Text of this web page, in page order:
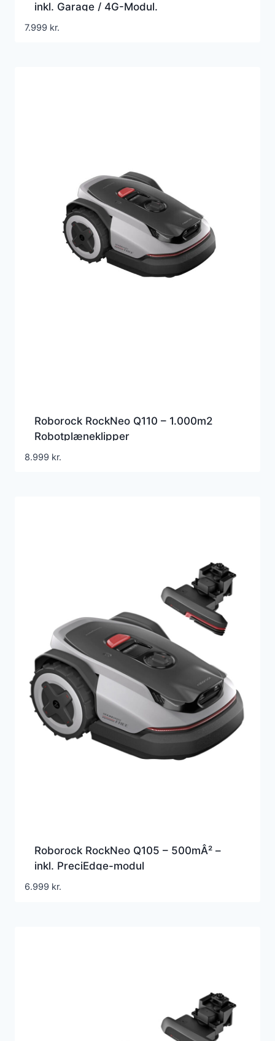
inkl. Garage / 4G-Modul.
Robotplæneklipper
7.999 kr.
Roborock RockNeo Q110 – 1.000m2
Robotplæneklipper
8.999 kr.
Roborock RockNeo Q105 – 500mÂ² –
inkl. PreciEdge-modul
Robotplæneklipper
6.999 kr.